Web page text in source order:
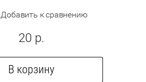
Добавить к сравнению
20 р.
В корзину